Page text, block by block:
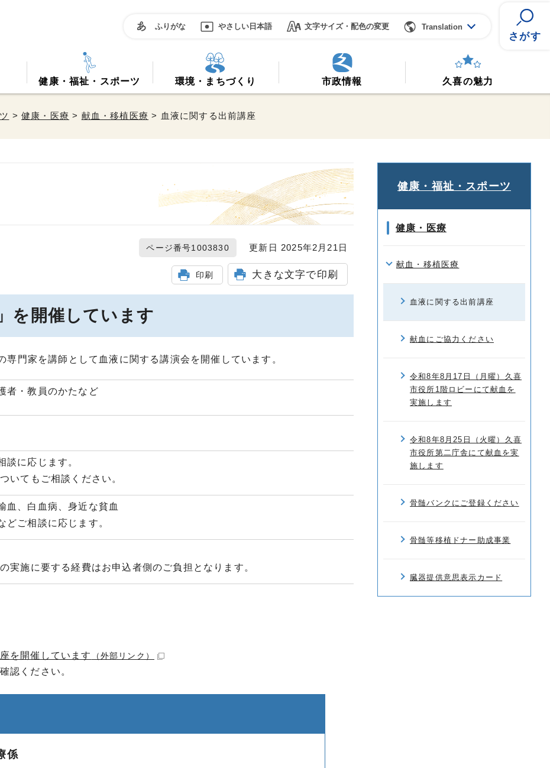
ふりがな やさしい日本語 文字サイズ・配色の変更 Translation
さがす
健康・福祉・スポーツ 環境・まちづくり 市政情報 久喜の魅力
>健康・医療 > 献血・移植医療 > 血液に関する出前講座
ページ番号1003830 更新日 2025年2月21日
印刷 大きな文字で印刷
を開催しています
門家を講師として血液に関する講演会を開催しています。
者・教員のかたなど
談に応じます。
いてもご相談ください。
血、白血病、身近な貧血
どご相談に応じます。
実施に要する経費はお申込者側のご負担となります。
を開催しています （外部リンク）
認ください。
係
健康・福祉・スポーツ
健康・医療
献血・移植医療
血液に関する出前講座
献血にご協力ください
令和8年8月17日（月曜）久喜
市役所1階ロビーにて献血を
実施します
令和8年8月25日（火曜）久喜
市役所第二庁舎にて献血を実
施します
骨髄バンクにご登録ください
骨髄等移植ドナー助成事業
臓器提供意思表示カード